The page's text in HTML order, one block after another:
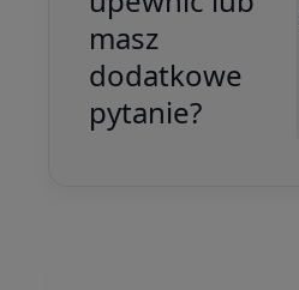
masz
dodatkowe
pytanie?